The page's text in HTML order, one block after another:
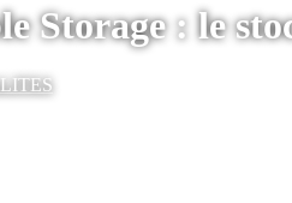
Storage : le